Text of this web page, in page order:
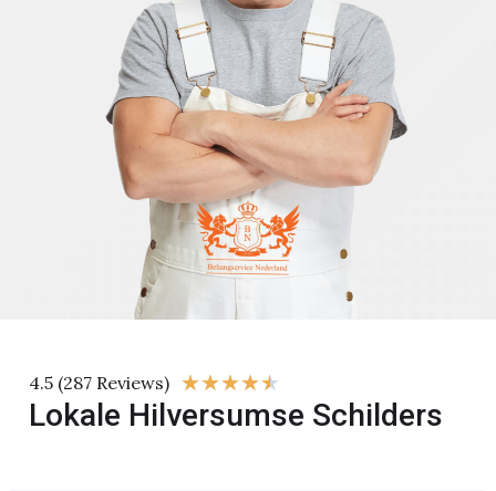
4.5 (287 Reviews) ★★★★★
Lokale Hilversumse Schilders